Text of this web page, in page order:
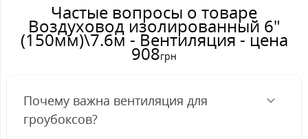
Частые вопросы о товаре
Воздуховод изолированный 6"
(150мм)\7.6м - Вентиляция - цена
908грн
Почему важна вентиляция для
гроубоксов?